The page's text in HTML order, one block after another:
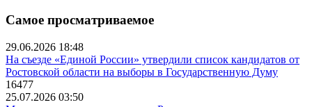
Самое просматриваемое
29.06.2026 18:48
На съезде «Единой России» утвердили список кандидатов от
Ростовской области на выборы в Государственную Думу
16477
25.07.2026 03:50